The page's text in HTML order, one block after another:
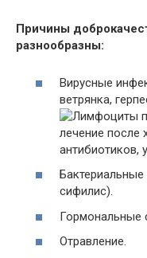
Причины
разнообразны:
Вирусные
ветрянка,
сифилис).
Гормональные
Отравление.